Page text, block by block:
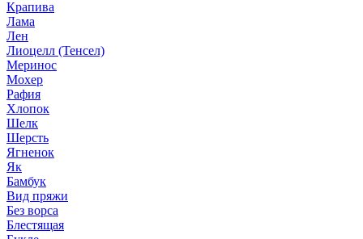
Крапива
Лама
Лен
Лиоцелл (Тенсел)
Меринос
Мохер
Рафия
Хлопок
Шелк
Шерсть
Ягненок
Як
Бамбук
Вид пряжи
Без ворса
Блестящая